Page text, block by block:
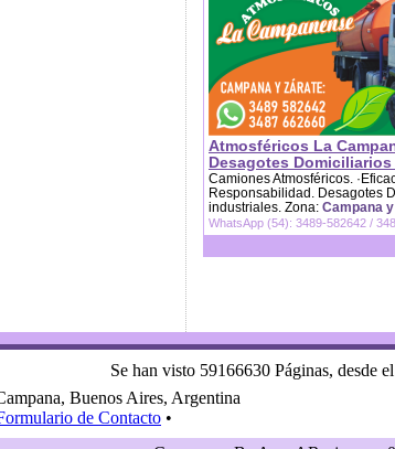
Atmosféricos La
Desagotes
Camiones Atmosféricos.
Responsabilidad. Desagotes
industriales. Zona: Campana
WhatsApp (54): 3489-582642 /
Se han visto 59166630 Páginas, desde
Buenos Aires, Argentina
de Contacto •